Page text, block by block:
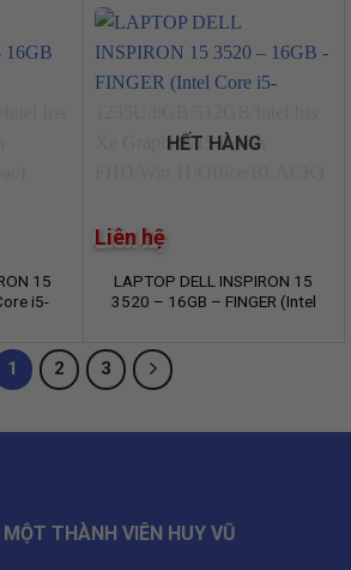
1Y/
512GB/ Windows 11/ Office/
1Y/ Xanh)
15
i5-
Bạc)
HẾT HÀNG
LAPTOP DELL INSPIRON 15
3520 – 16GB – FINGER (Intel
Xe Graphics/15.6 inch
FHD/Win 11/Office/BLACK)
Liên hệ
1 2 3
THÀNH VIÊN HUY VŨ